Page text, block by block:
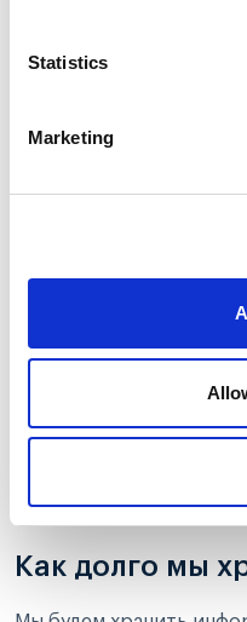
Statistics
Marketing
установления
коммуникаций
нашего
публикации
анонимной
улучшения наших
отдельных лиц.
Как долго мы